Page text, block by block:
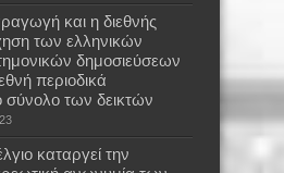
και η διεθνής
των ελληνικών
δημοσιεύσεων
περιοδικά
σύνολο των δεικτών
καταργεί την